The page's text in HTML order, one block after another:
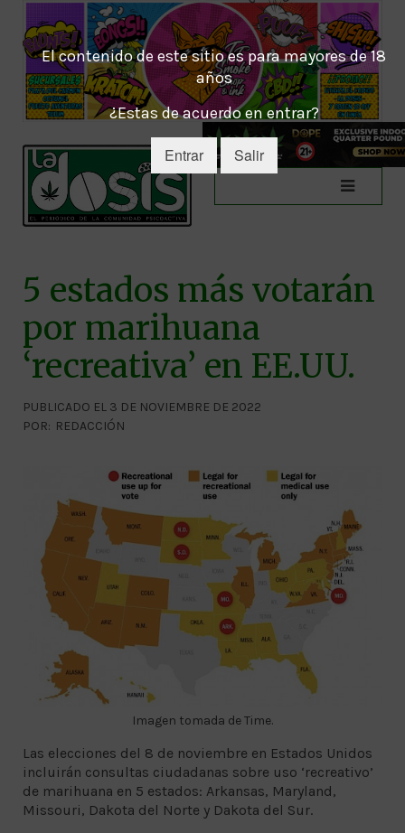
El contenido de este sitio es para mayores de 18
años
¿Estas de acuerdo en entrar?
Entrar Salir
5 estados más votarán
por marihuana
‘recreativa’ en EE.UU.
PUBLICADO EL 3 DE NOVIEMBRE DE 2022
POR: REDACCIÓN
Imagen tomada de Time.
Las elecciones del 8 de noviembre en Estados Unidos
incluirán consultas ciudadanas sobre uso ‘recreativo’
de marihuana en 5 estados: Arkansas, Maryland,
Missouri, Dakota del Norte y Dakota del Sur.